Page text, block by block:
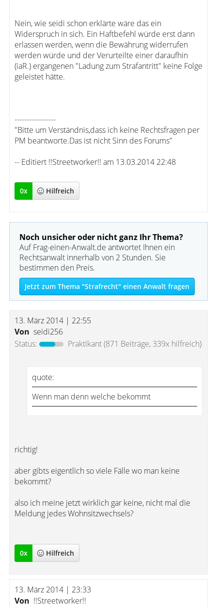
Nein, wie seidi schon erklärte wäre das ein
Widerspruch in sich. Ein Haftbefehl würde erst dann
erlassen werden, wenn die Bewährung widerrufen
werden würde und der Verurteilte einer daraufhin
(iaR.) ergangenen "Ladung zum Strafantritt" keine Folge
geleistet hätte.
-----------------
"Bitte um Verständnis,dass ich keine Rechtsfragen per
PM beantworte.Das ist nicht Sinn des Forums"
-- Editiert !!Streetworker!! am 13.03.2014 22:48
0x Hilfreich
Noch unsicher oder nicht ganz Ihr Thema?
Auf Frag-einen-Anwalt.de antwortet Ihnen ein
Rechtsanwalt innerhalb von 2 Stunden. Sie
bestimmen den Preis.
Jetzt zum Thema "Strafrecht" einen Anwalt fragen
13. März 2014 | 22:55
Von seidi256
Status:
Praktikant(871 Beiträge, 339x hilfreich)
quote:
Wenn man denn welche bekommt
richtig!
aber gibts eigentlich so viele Fälle wo man keine
bekommt?
also ich meine jetzt wirklich gar keine, nicht mal die
Meldung jedes Wohnsitzwechsels?
0x Hilfreich
13. März 2014 | 23:33
Von !!Streetworker!!